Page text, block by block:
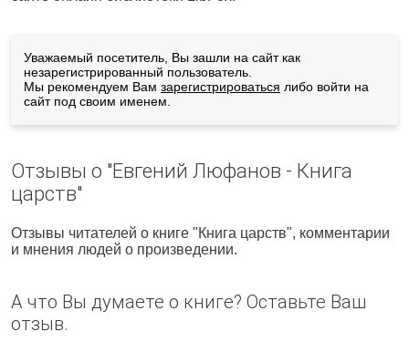
Уважаемый посетитель, Вы зашли на сайт как
незарегистрированный пользователь.
Мы рекомендуем Вам зарегистрироваться либо войти на
сайт под своим именем.
Отзывы о "Евгений Люфанов - Книга
царств"
Отзывы читателей о книге "Книга царств", комментарии
и мнения людей о произведении.
А что Вы думаете о книге? Оставьте Ваш
отзыв.